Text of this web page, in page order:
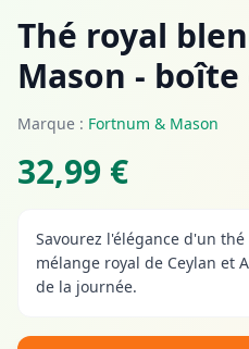
Thé royal
Mason - boîte
Marque : Fortnum & Mason
32,99 €
Savourez l'élégance d'un
mélange royal de Ceylan et
de la journée.